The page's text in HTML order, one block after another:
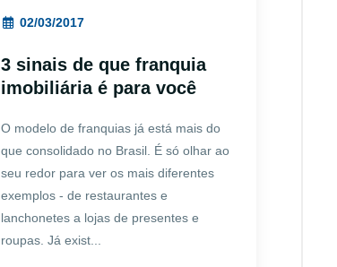
02/03/2017
3 sinais de que franquia
imobiliária é para você
O modelo de franquias já está mais do
que consolidado no Brasil. É só olhar ao
seu redor para ver os mais diferentes
exemplos - de restaurantes e
lanchonetes a lojas de presentes e
roupas. Já exist...